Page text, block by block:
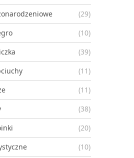
(29)
(10)
(39)
(11)
(11)
(38)
(20)
(10)